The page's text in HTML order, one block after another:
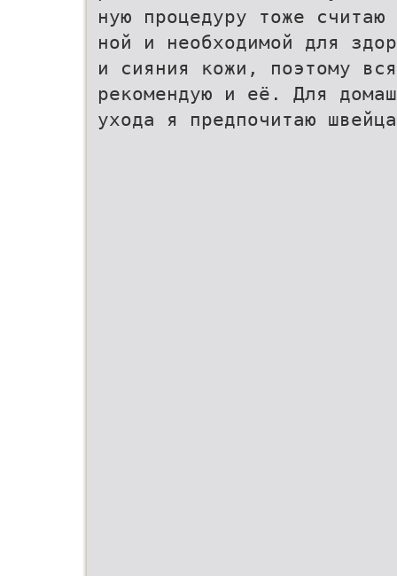
ную процедуру тоже считаю
ной и необходимой для
и сияния кожи, поэтому
рекомендую и её. Для
ухода я предпочитаю